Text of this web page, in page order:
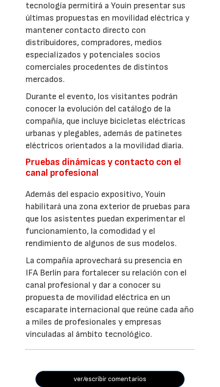
tecnología permitirá a Youin presentar sus
últimas propuestas en movilidad eléctrica y
mantener contacto directo con
distribuidores, compradores, medios
especializados y potenciales socios
comerciales procedentes de distintos
mercados.
Durante el evento, los visitantes podrán
conocer la evolución del catálogo de la
compañía, que incluye bicicletas eléctricas
urbanas y plegables, además de patinetes
eléctricos orientados a la movilidad diaria.
Pruebas dinámicas y contacto con el
canal profesional
Además del espacio expositivo, Youin
habilitará una zona exterior de pruebas para
que los asistentes puedan experimentar el
funcionamiento, la comodidad y el
rendimiento de algunos de sus modelos.
La compañía aprovechará su presencia en
IFA Berlín para fortalecer su relación con el
canal profesional y dar a conocer su
propuesta de movilidad eléctrica en un
escaparate internacional que reúne cada año
a miles de profesionales y empresas
vinculadas al ámbito tecnológico.
ver/escribir comentarios